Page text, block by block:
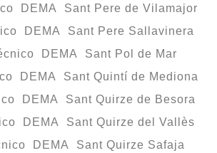
DEMA Sant Pere de Vilamajor
DEMA Sant Pere Sallavinera
DEMA Sant Pol de Mar
DEMA Sant Quintí de Mediona
DEMA Sant Quirze de Besora
DEMA Sant Quirze del Vallès
DEMA Sant Quirze Safaja